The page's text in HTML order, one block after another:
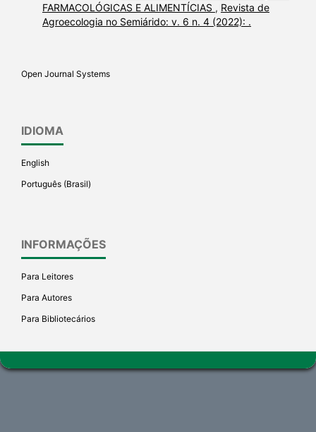
FARMACOLÓGICAS E ALIMENTÍCIAS , Revista de
Agroecologia no Semiárido: v. 6 n. 4 (2022): .
Open Journal Systems
IDIOMA
English
Português (Brasil)
INFORMAÇÕES
Para Leitores
Para Autores
Para Bibliotecários